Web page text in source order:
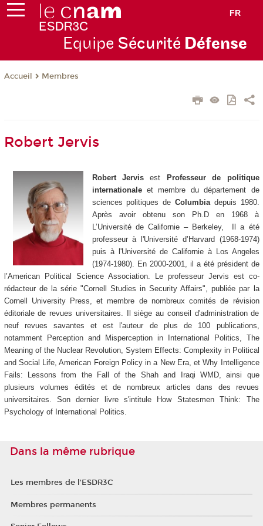
FR
Equipe Sécurité Défense
Accueil Membres
Robert Jervis
Robert Jervisest
Professeur de politique
internationaleet membre du département de
sciences politiques de Columbia depuis 1980.
Après avoir obtenu son Ph.D en 1968 à
L’Université de Californie – Berkeley, Il a été
professeur à l'Université d’Harvard (1968-1974)
puis à l'Université de Californie à Los Angeles
(1974-1980). En 2000-2001, il a été président de
l’American Political Science Association. Le professeur Jervis est co-
rédacteur de la série "Cornell Studies in Security Affairs", publiée par la
Cornell University Press, et membre de nombreux comités de révision
éditoriale de revues universitaires. Il siège au conseil d'administration de
neuf revues savantes et est l'auteur de plus de 100 publications,
notamment Perception and Misperception in International Politics, The
Meaning of the Nuclear Revolution, System Effects: Complexity in Political
and Social Life, American Foreign Policy in a New Era, et Why Intelligence
Fails: Lessons from the Fall of the Shah and Iraqi WMD, ainsi que
plusieurs volumes édités et de nombreux articles dans des revues
universitaires. Son dernier livre s'intitule How Statesmen Think: The
Psychology of International Politics.
Dans la même rubrique
Les membres de l'ESDR3C
Membres permanents